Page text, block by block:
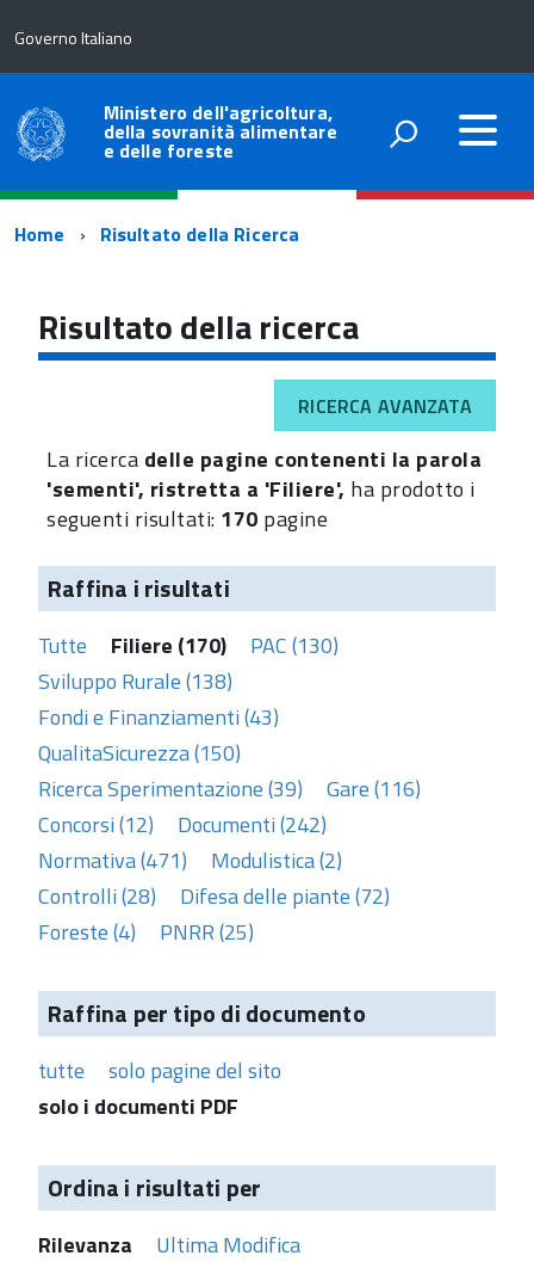
Governo Italiano
Ministero dell'agricoltura,
della sovranità alimentare
e delle foreste
Percorso
navigazione
Home Risultato della Ricerca
Risultato della ricerca
RICERCA AVANZATA
La ricerca delle pagine contenenti la parola
'sementi', ristretta a 'Filiere', ha prodotto i
seguenti risultati: 170 pagine
Raffina i risultati
Tutte Filiere (170)
PAC (130)
Sviluppo Rurale (138)
Fondi e Finanziamenti (43)
QualitaSicurezza (150)
Ricerca Sperimentazione (39)
Gare (116)
Concorsi (12)
Documenti (242)
Normativa (471)
Modulistica (2)
Controlli (28)
Difesa delle piante (72)
Foreste (4)
PNRR (25)
Raffina per tipo di documento
tutte
solo pagine del sito
solo i documenti PDF
Ordina i risultati per
Rilevanza Ultima Modifica